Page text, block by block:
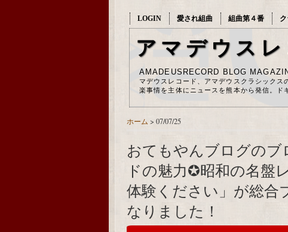
LOGIN 愛され組曲 組曲第４番
アマデウス
AMADEUSRECORD BLOG
マデウスレコード、アマデウスクラシック
楽事情を主体にニュースを熊本から発信。ド
ホーム > 07/07/25
おてもやんブログの
ドの魅力✪昭和の名盤
体験ください」が総合
なりました！
2025-07-07